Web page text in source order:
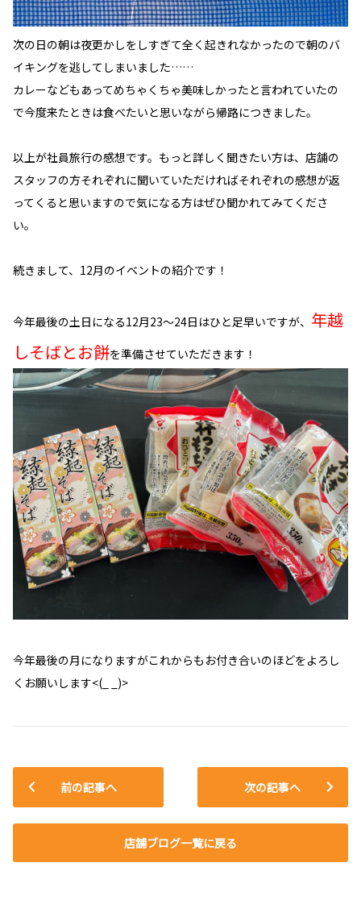
次の日の朝は夜更かしをしすぎて全く起きれなかったので朝のバ
イキングを逃してしまいました……
カレーなどもあってめちゃくちゃ美味しかったと言われていたの
で今度来たときは食べたいと思いながら帰路につきました。
以上が社員旅行の感想です。もっと詳しく聞きたい方は、店舗の
スタッフの方それぞれに聞いていただければそれぞれの感想が返
ってくると思いますので気になる方はぜひ聞かれてみてくださ
い。
続きまして、12月のイベントの紹介です！
今年最後の土日になる12月23～24日はひと足早いですが、 年越
しそばとお餅を準備させていただきます！
今年最後の月になりますがこれからもお付き合いのほどをよろし
くお願いします<(_ _)>
前の記事へ
店舗ブログ一覧に戻る
次の記事へ